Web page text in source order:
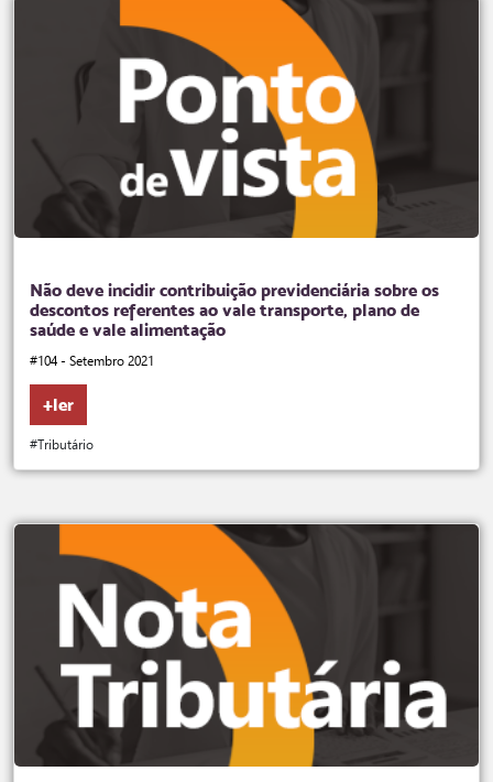
Não deve incidir contribuição previdenciária sobre os
descontos referentes ao vale transporte, plano de
saúde e vale alimentação
#104 - Setembro 2021
+ler
#Tributário